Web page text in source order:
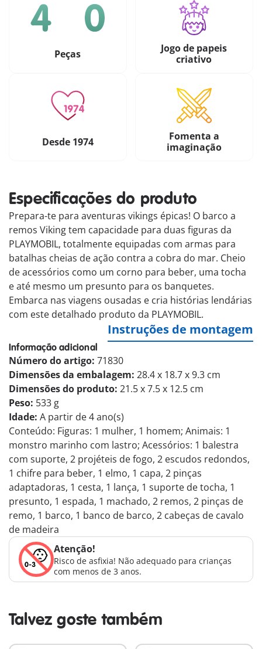
Peças
Jogo de papeis
criativo
Desde 1974
Fomenta a
imaginação
Especificações do produto
Prepara-te para aventuras vikings épicas! O barco a
remos Viking tem capacidade para duas figuras da
PLAYMOBIL, totalmente equipadas com armas para
batalhas cheias de ação contra a cobra do mar. Cheio
de acessórios como um corno para beber, uma tocha
e até mesmo um presunto para os banquetes.
Embarca nas viagens ousadas e cria histórias lendárias
com este detalhado produto da PLAYMOBIL.
Instruções de montagem
Informação adicional
Número do artigo: 71830
Dimensões da embalagem: 28.4 x 18.7 x 9.3 cm
Dimensões do produto: 21.5 x 7.5 x 12.5 cm
Peso: 533 g
Idade: A partir de 4 ano(s)
Conteúdo: Figuras: 1 mulher, 1 homem; Animais: 1
monstro marinho com lastro; Acessórios: 1 balestra
com suporte, 2 projéteis de fogo, 2 escudos redondos,
1 chifre para beber, 1 elmo, 1 capa, 2 pinças
adaptadoras, 1 cesta, 1 lança, 1 suporte de tocha, 1
presunto, 1 espada, 1 machado, 2 remos, 2 pinças de
remo, 1 barco, 1 banco de barco, 2 cabeças de cavalo
de madeira
Atenção!
Risco de asfixia! Não adequado para crianças
com menos de 3 anos.
Talvez goste também